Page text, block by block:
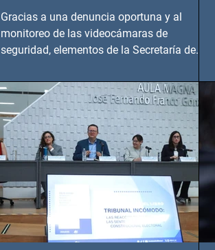
Gracias a una denuncia oportuna y al
monitoreo de las videocámaras de
seguridad, elementos de la Secretaría de